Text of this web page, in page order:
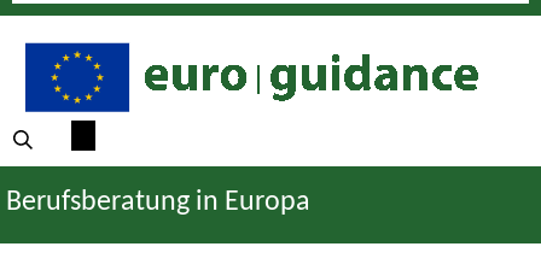
Berufsberatung in Europa